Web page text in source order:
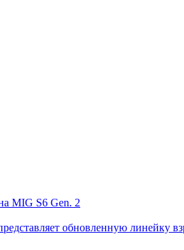
MIG S6 Gen. 2
обновленную линейку